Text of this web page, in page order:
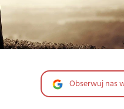
Obserwuj nas